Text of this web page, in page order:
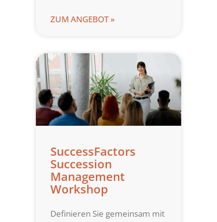
ZUM ANGEBOT »
SuccessFactors
Succession
Management
Workshop
Definieren Sie gemeinsam mit